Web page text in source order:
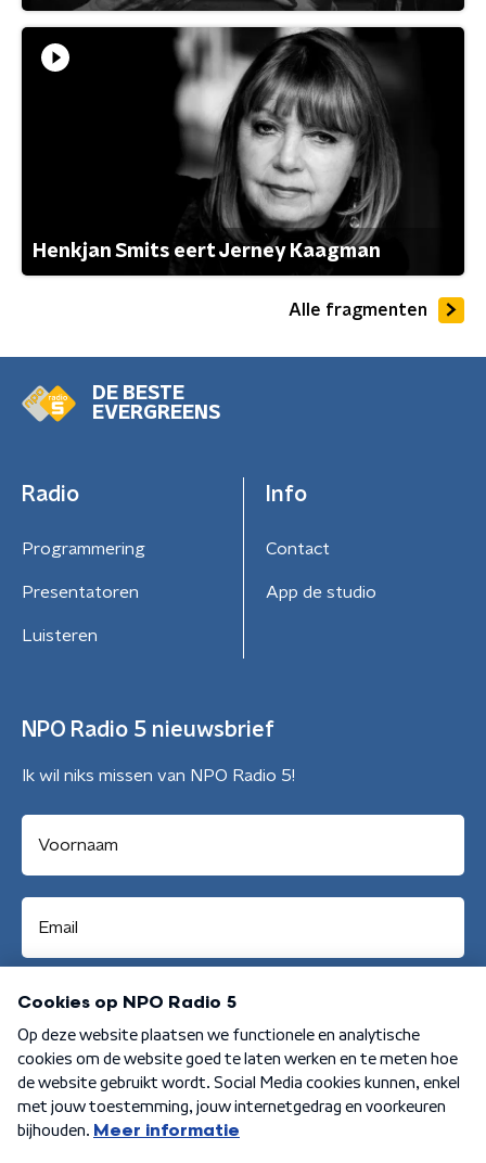
Henkjan Smits eert Jerney Kaagman
Alle fragmenten
DE BESTE
EVERGREENS
Radio
Programmering
Presentatoren
Luisteren
Info
Contact
App de studio
NPO Radio 5 nieuwsbrief
Ik wil niks missen van NPO Radio 5!
Aanmelden
Algemene voorwaarden Privacybeleid